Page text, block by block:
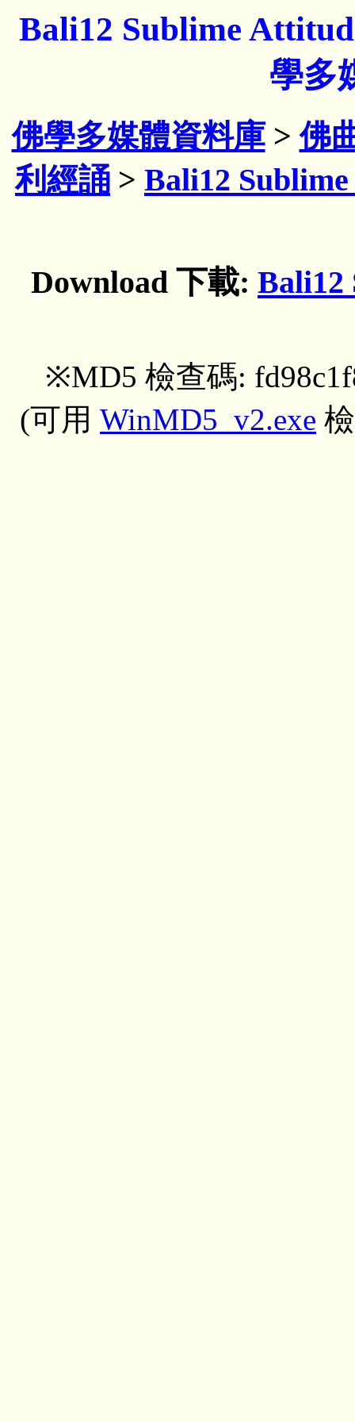
Bali12 Sublime
學多
佛學多媒體資料庫>佛
利經誦 > Bali12
Download 下載: Bali12
※MD5 檢查碼:
(可用 WinMD5_v2.exe